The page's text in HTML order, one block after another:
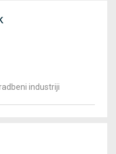
industriji